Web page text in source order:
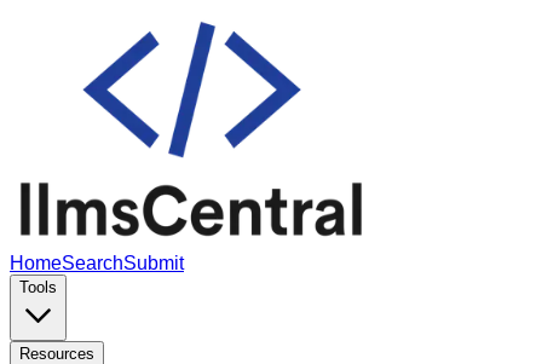
HomeSearchSubmit
Tools
Resources